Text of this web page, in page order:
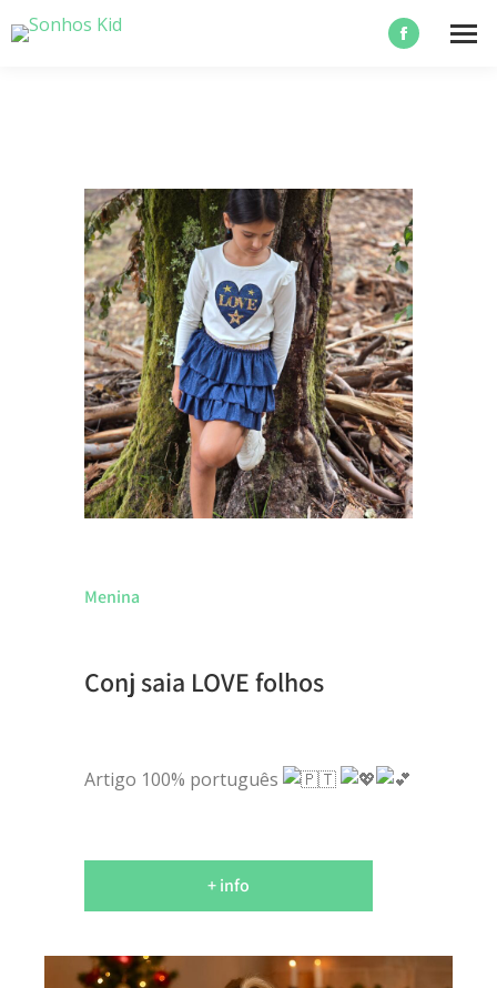
Menina
Conj saia LOVE folhos
Artigo 100% português
+ info